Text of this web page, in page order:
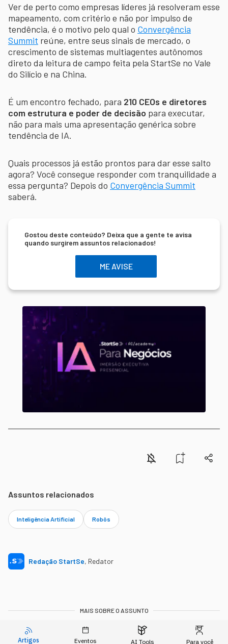
Ver de perto como empresas líderes já resolveram esse
mapeamento, com critério e não por impulso de
tendência, é o motivo pelo qual o Convergência
Summit reúne, entre seus sinais de mercado, o
crescimento de sistemas multiagentes autônomos
direto da leitura de campo feita pela StartSe no Vale
do Silício e na China.
É um encontro fechado, para 210 CEOs e diretores
com estrutura e poder de decisão para executar,
não para mais uma apresentação genérica sobre
tendência de IA.
Quais processos já estão prontos para dar esse salto
agora? Você consegue responder com tranquilidade a
essa pergunta? Depois do Convergência Summit
saberá.
Gostou deste conteúdo? Deixa que a gente te avisa
quando surgirem assuntos relacionados!
ME AVISE
Assuntos relacionados
Inteligência Artificial Robôs
Redação StartSe, Redator
MAIS SOBRE O ASSUNTO
Leia o próximo artigo
Artigos Eventos AI Tools Para você